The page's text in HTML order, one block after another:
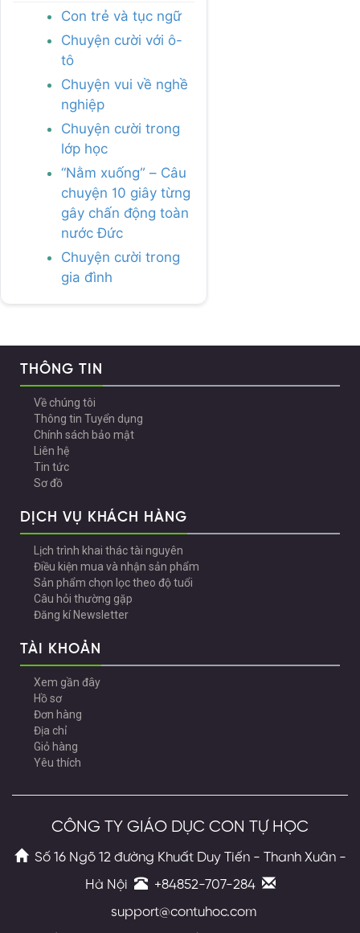
Con trẻ và tục ngữ
Chuyện cười với ô-
tô
Chuyện vui về nghề
nghiệp
Chuyện cười trong
lớp học
“Nằm xuống” – Câu
chuyện 10 giây từng
gây chấn động toàn
nước Đức
Chuyện cười trong
gia đình
THÔNG TIN
Về chúng tôi
Thông tin Tuyển dụng
Chính sách bảo mật
Liên hệ
Tin tức
Sơ đồ
DỊCH VỤ KHÁCH HÀNG
Lịch trình khai thác tài nguyên
Điều kiện mua và nhận sản phẩm
Sản phẩm chọn lọc theo độ tuổi
Câu hỏi thường gặp
Đăng kí Newsletter
TÀI KHOẢN
Xem gần đây
Hồ sơ
Đơn hàng
Địa chỉ
Giỏ hàng
Yêu thích
CÔNG TY GIÁO DỤC CON TỰ HỌC
Số 16 Ngõ 12 đường Khuất Duy Tiến - Thanh Xuân -
Hà Nội
+84852-707-284
support@contuhoc.com